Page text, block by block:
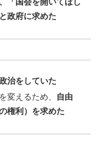
「国会を開いてほし
政府に求めた
治をしていた
変えるため、
自由
権利）を求めた